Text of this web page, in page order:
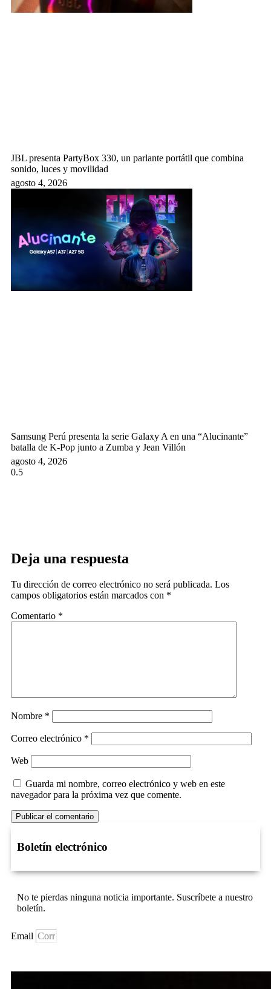
JBL presenta PartyBox 330, un parlante portátil que combina
sonido, luces y movilidad
agosto 4, 2026
Samsung Perú presenta la serie Galaxy A en una “Alucinante”
batalla de K-Pop junto a Zumba y Jean Villón
agosto 4, 2026
Deja una respuesta
Tu dirección de correo electrónico no será publicada. Los
campos obligatorios están marcados con *
Comentario *
Nombre *
Correo electrónico *
Web
Guarda mi nombre, correo electrónico y web en este
navegador para la próxima vez que comente.
Boletín electrónico
No te pierdas ninguna noticia importante. Suscríbete a nuestro
boletín.
Email